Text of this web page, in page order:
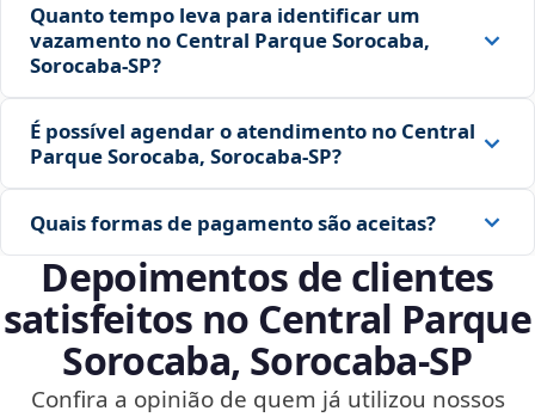
Quanto tempo leva para identificar um
vazamento no Central Parque Sorocaba,
Sorocaba‑SP?
É possível agendar o atendimento no Central
Parque Sorocaba, Sorocaba‑SP?
Quais formas de pagamento são aceitas?
Depoimentos de clientes
satisfeitos no Central Parque
Sorocaba, Sorocaba‑SP
Confira a opinião de quem já utilizou nossos